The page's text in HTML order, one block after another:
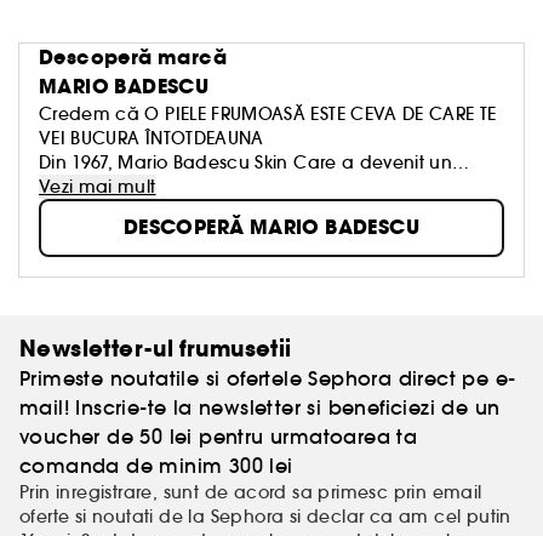
Descoperă marcă
MARIO BADESCU
Credem că O PIELE FRUMOASĂ ESTE CEVA DE CARE TE
VEI BUCURA ÎNTOTDEAUNA
Din 1967, Mario Badescu Skin Care a devenit un
nume emblematic, cunoscut pentru produsele
pentru îngrijirea personalizată a tenului, la fel de
unice ca și tine. Îmbinăm principiile chimiei
cosmetice cu expertiza estetică, pentru a crea rutine
de îngrijire care dau rezultate. Filosofia noastră este
lucrurile bine!
Vezi mai mult
DESCOPERĂ MARIO BADESCU
Newsletter-ul frumusetii
Primeste noutatile si ofertele Sephora direct pe e-
mail! Inscrie-te la newsletter si beneficiezi de un
voucher de 50 lei pentru urmatoarea ta
comanda de minim 300 lei
Prin inregistrare, sunt de acord sa primesc prin email
oferte si noutati de la Sephora si declar ca am cel putin